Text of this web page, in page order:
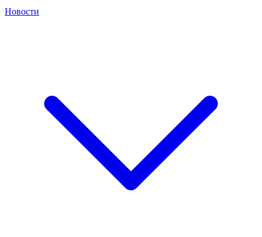
Новости